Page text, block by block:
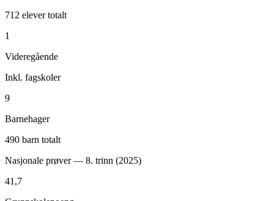
712 elever totalt
1
Videregående
Inkl. fagskoler
9
Barnehager
490 barn totalt
Nasjonale prøver — 8. trinn (2025)
41,7